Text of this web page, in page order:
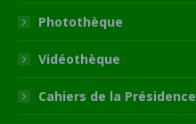
Photothèque
Vidéothèque
Cahiers de la Présidence